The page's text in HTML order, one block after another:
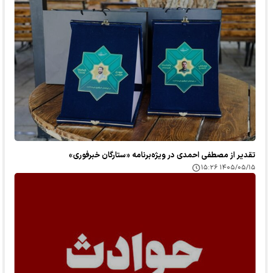
تقدیر از مصطفی احمدی در ویژه‌برنامه «ستارگان خبرفوری»
۱۴۰۵/۰۵/۱۵ ۱۵:۲۶